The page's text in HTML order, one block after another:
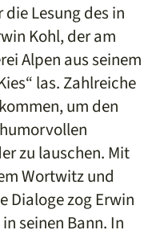
Lesung des in
Kohl, der am
Alpen aus seinem
las. Zahlreiche
um den
zu lauschen. Mit
Wortwitz und
Dialoge zog Erwin
seinen Bann. In